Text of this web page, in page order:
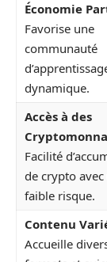
Économie
Favorise une
communauté
dynamique.
Accès à des
Facilité
de crypto avec
faible risque.
Contenu
Accueille